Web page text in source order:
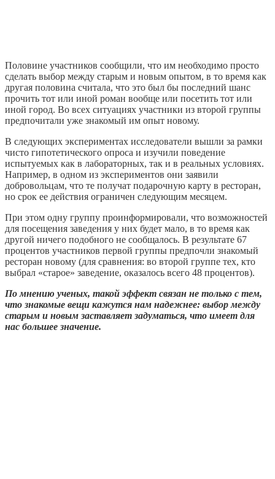
Половине участников сообщили, что им необходимо просто
сделать выбор между старым и новым опытом, в то время как
другая половина считала, что это был бы последний шанс
прочить тот или иной роман вообще или посетить тот или
иной город. Во всех ситуациях участники из второй группы
предпочитали уже знакомый им опыт новому.
В следующих экспериментах исследователи вышли за рамки
чисто гипотетического опроса и изучили поведение
испытуемых как в лабораторных, так и в реальных условиях.
Например, в одном из экспериментов они заявили
добровольцам, что те получат подарочную карту в ресторан,
но срок ее действия ограничен следующим месяцем.
При этом одну группу проинформировали, что возможностей
для посещения заведения у них будет мало, в то время как
другой ничего подобного не сообщалось. В результате 67
процентов участников первой группы предпочли знакомый
ресторан новому (для сравнения: во второй группе тех, кто
выбрал «старое» заведение, оказалось всего 48 процентов).
По мнению ученых, такой эффект связан не только с тем,
что знакомые вещи кажутся нам надежнее: выбор между
старым и новым заставляет задуматься, что имеет для
нас большее значение.